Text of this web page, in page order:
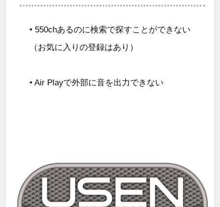
• 550chあるのに検索で探すことができない
（お気に入りの登録はあり）
• Air Playで外部に音を出力できない